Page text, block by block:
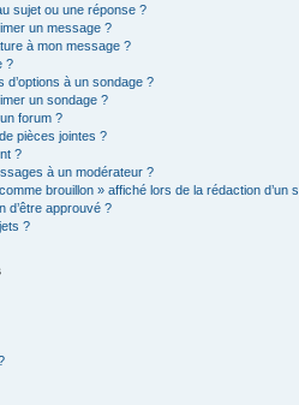
sujet ou une réponse ?
un message ?
à mon message ?
?
d’options à un sondage ?
un sondage ?
forum ?
pièces jointes ?
?
à un modérateur ?
brouillon » affiché lors de la rédaction d’un
d’être approuvé ?
?